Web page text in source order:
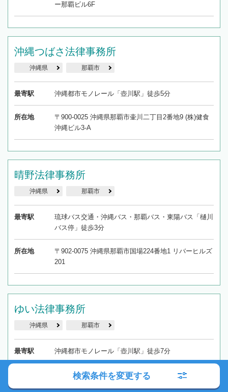
ー那覇ビル6F
沖縄つばさ法律事務所
沖縄県 那覇市
最寄駅 沖縄都市モノレール「壺川駅」徒歩5分
所在地
〒900-0025 沖縄県那覇市壷川二丁目2番地9 (株)健食
沖縄ビル3-A
晴野法律事務所
沖縄県 那覇市
最寄駅
琉球バス交通・沖縄バス・那覇バス・東陽バス「樋川
バス停」徒歩3分
所在地
〒902-0075 沖縄県那覇市国場224番地1 リバーヒルズ
201
ゆい法律事務所
沖縄県 那覇市
最寄駅 沖縄都市モノレール「壺川駅」徒歩7分
〒900-0023 沖縄県那覇市楚辺3丁目8-1フラワーキャ
検索条件を変更する